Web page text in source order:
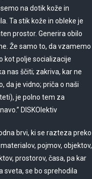
na dotik kože in
Ta stik kože in obleke je
prostor. Generira obilo
Že samo to, da vzamemo
kot polje socializacije
nas ščiti; zakriva, kar ne
da je vidno; priča o naši
je polno tem za
DISKOlektiv
brvi, ki se razteza preko
pojmov, objektov,
prostorov, časa, pa kar
sveta, se bo sprehodila